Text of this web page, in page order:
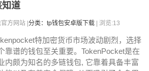
知道
方网站 | 分类：tp钱包安卓版下载 | 浏览:13
特加密货币市场波动剧烈，选择
靠谱的钱包至关重要。TokenPocket是在
内颇为知名的多链钱包, 它靠着具备丰富